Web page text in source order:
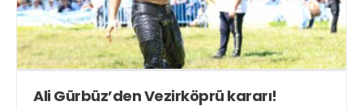
Ali Gürbüz’den Vezirköprü kararı!